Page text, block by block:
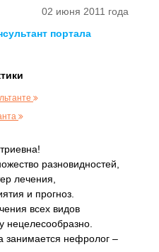
02 июня 2011 года
портала
разновидностей,
лечения,
и прогноз.
всех видов
нецелесообразно.
занимается нефролог –